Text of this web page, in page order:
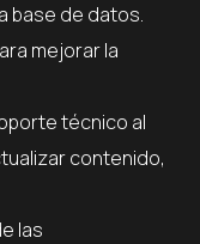
base de datos.
técnico al
contenido,
las